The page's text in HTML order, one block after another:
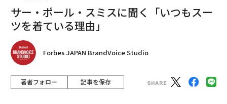
サー・ポール・スミスに聞く「いつもスー
ツを着ている理由」
Forbes JAPAN BrandVoice Studio
著者フォロー 記事を保存